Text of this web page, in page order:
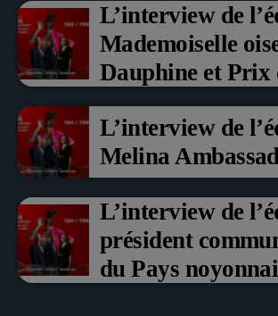
L’interview de
Mademoiselle
Dauphine et Prix
aux fruits rouge
L’interview de
Melina
L’interview de
président
du Pays